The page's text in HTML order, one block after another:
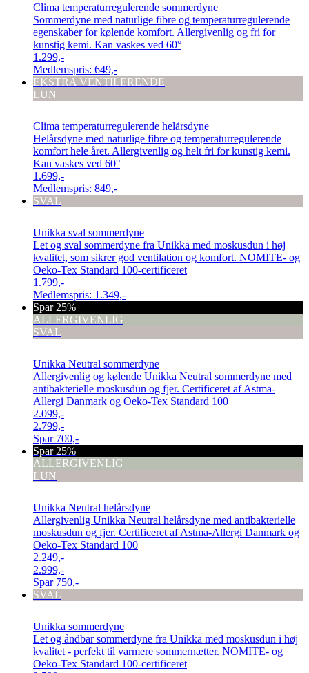
Clima temperaturregulerende sommerdyne
Sommerdyne med naturlige fibre og temperaturregulerende
egenskaber for kølende komfort. Allergivenlig og fri for
kunstig kemi. Kan vaskes ved 60°
1.299,-
Medlemspris: 649,-
EKSTRA VENTILERENDE
LUN
Clima temperaturregulerende helårsdyne
Helårsdyne med naturlige fibre og temperaturregulerende
komfort hele året. Allergivenlig og helt fri for kunstig kemi.
Kan vaskes ved 60°
1.699,-
Medlemspris: 849,-
SVAL
Unikka sval sommerdyne
Let og sval sommerdyne fra Unikka med moskusdun i høj
kvalitet, som sikrer god ventilation og komfort. NOMITE- og
Oeko-Tex Standard 100-certificeret
1.799,-
Medlemspris: 1.349,-
Spar 25%
ALLERGIVENLIG
SVAL
Unikka Neutral sommerdyne
Allergivenlig og kølende Unikka Neutral sommerdyne med
antibakterielle moskusdun og fjer. Certificeret af Astma-
Allergi Danmark og Oeko-Tex Standard 100
2.099,-
2.799,-
Spar 700,-
Spar 25%
ALLERGIVENLIG
LUN
Unikka Neutral helårsdyne
Allergivenlig Unikka Neutral helårsdyne med antibakterielle
moskusdun og fjer. Certificeret af Astma-Allergi Danmark og
Oeko-Tex Standard 100
2.249,-
2.999,-
Spar 750,-
SVAL
Unikka sommerdyne
Let og åndbar sommerdyne fra Unikka med moskusdun i høj
kvalitet - perfekt til varmere sommernætter. NOMITE- og
Oeko-Tex Standard 100-certificeret